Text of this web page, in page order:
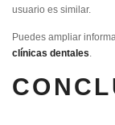
usuario es similar.
Puedes ampliar
clínicas dentales